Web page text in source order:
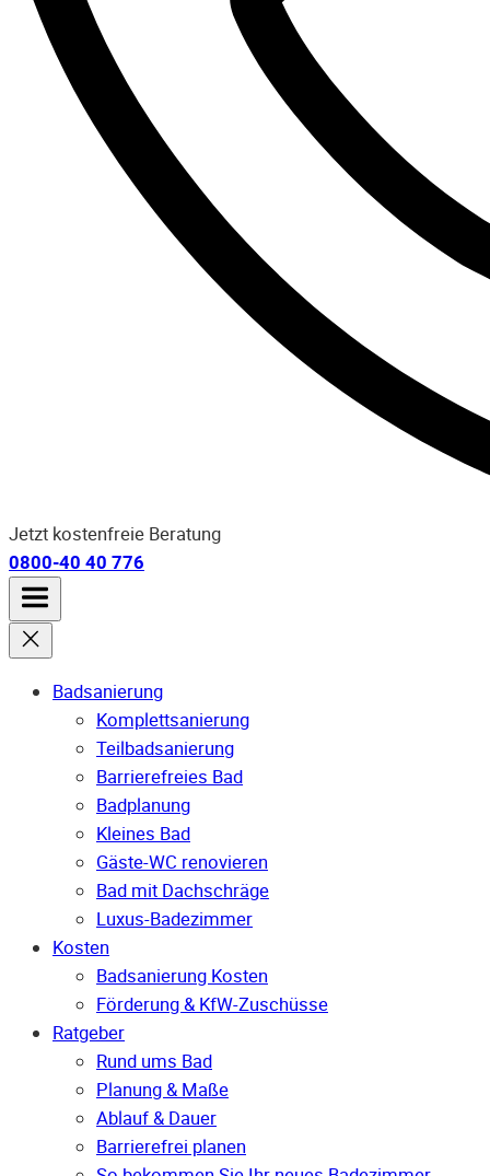
Jetzt kostenfreie Beratung
0800-40 40 776
Badsanierung
Komplettsanierung
Teilbadsanierung
Barrierefreies Bad
Badplanung
Kleines Bad
Gäste-WC renovieren
Bad mit Dachschräge
Luxus-Badezimmer
Kosten
Badsanierung Kosten
Förderung & KfW-Zuschüsse
Ratgeber
Rund ums Bad
Planung & Maße
Ablauf & Dauer
Barrierefrei planen